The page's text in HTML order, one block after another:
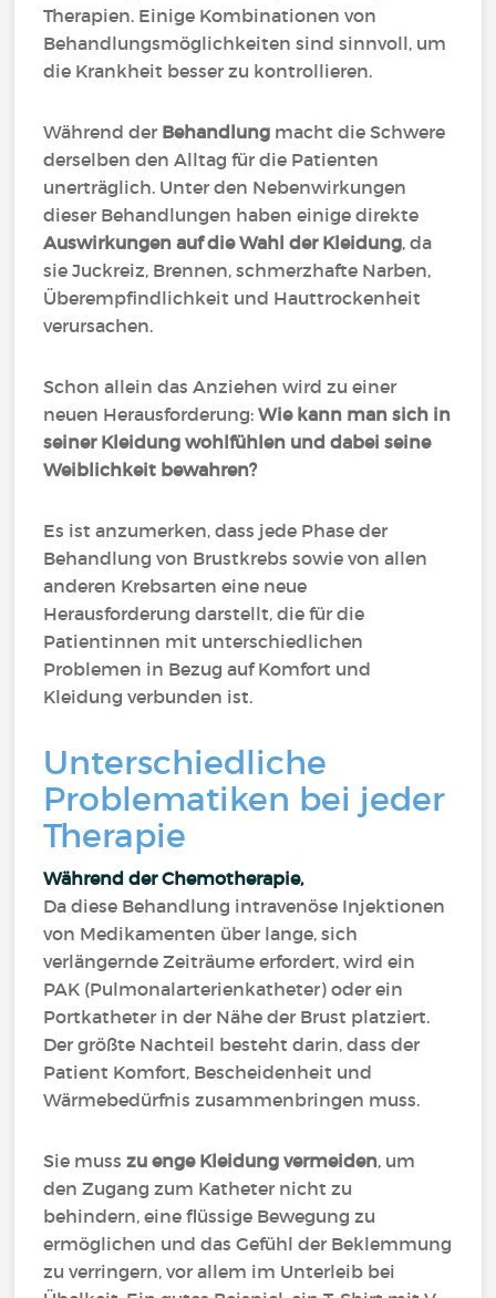
Therapien. Einige Kombinationen von
Behandlungsmöglichkeiten sind sinnvoll, um
die Krankheit besser zu kontrollieren.
Während der Behandlung macht die Schwere
derselben den Alltag für die Patienten
unerträglich. Unter den Nebenwirkungen
dieser Behandlungen haben einige direkte
Auswirkungen auf die Wahl der Kleidung, da
sie Juckreiz, Brennen, schmerzhafte Narben,
Überempfindlichkeit und Hauttrockenheit
verursachen.
Schon allein das Anziehen wird zu einer
neuen Herausforderung:Wie kann man sich in
seiner Kleidung wohlfühlen und dabei seine
Weiblichkeit bewahren?
Es ist anzumerken, dass jede Phase der
Behandlung von Brustkrebs sowie von allen
anderen Krebsarten eine neue
Herausforderung darstellt, die für die
Patientinnen mit unterschiedlichen
Problemen in Bezug auf Komfort und
Kleidung verbunden ist.
Unterschiedliche
Problematiken bei jeder
Therapie
Während der Chemotherapie,
Da diese Behandlung intravenöse Injektionen
von Medikamenten über lange, sich
verlängernde Zeiträume erfordert, wird ein
PAK (Pulmonalarterienkatheter) oder ein
Portkatheter in der Nähe der Brust platziert.
Der größte Nachteil besteht darin, dass der
Patient Komfort, Bescheidenheit und
Wärmebedürfnis zusammenbringen muss.
Sie musszu enge Kleidung vermeiden, um
den Zugang zum Katheter nicht zu
behindern, eine flüssige Bewegung zu
ermöglichen und das Gefühl der Beklemmung
zu verringern, vor allem im Unterleib bei